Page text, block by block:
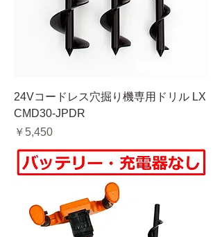
24Vコードレス穴掘り機専用ドリル LX
CMD30-JPDR
価格
￥5,450